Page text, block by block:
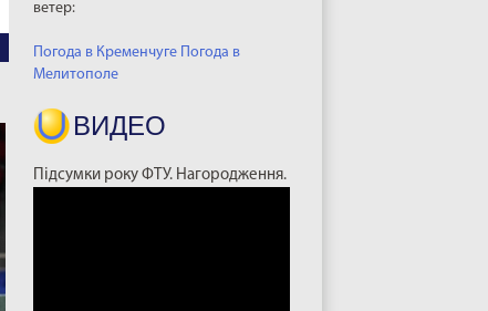
ветер:
Погода в Кременчуге Погода в
Мелитополе
ВИДЕО
Підсумки року ФТУ. Нагородження.